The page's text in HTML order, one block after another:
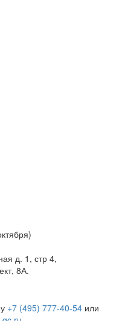
д. 1, стр 4,
8А.
+7 (495) 777-40-54 или